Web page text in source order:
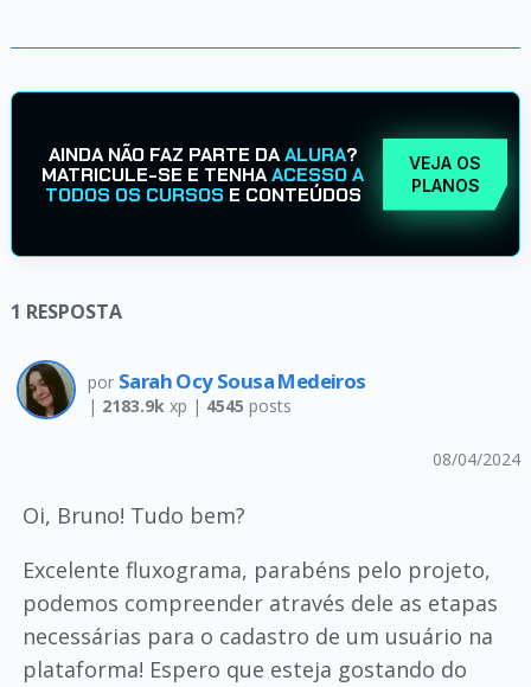
AINDA NÃO FAZ PARTE DAALURA?
MATRICULE-SE E TENHAACESSO A
TODOS OS CURSOS E CONTEÚDOS
VEJA OS
PLANOS
1 RESPOSTA
por Sarah Ocy Sousa Medeiros
| 2183.9kxp | 4545 posts
08/04/2024
Oi, Bruno! Tudo bem?
Excelente fluxograma, parabéns pelo projeto,
podemos compreender através dele as etapas
necessárias para o cadastro de um usuário na
plataforma! Espero que esteja gostando do